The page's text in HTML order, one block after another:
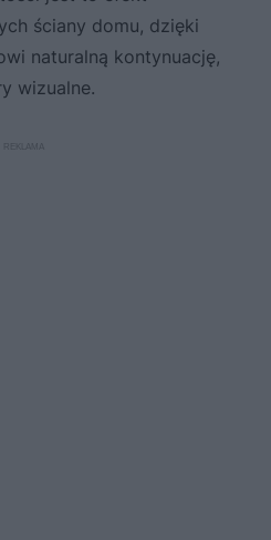
ściany domu, dzięki
naturalną kontynuację,
wizualne.